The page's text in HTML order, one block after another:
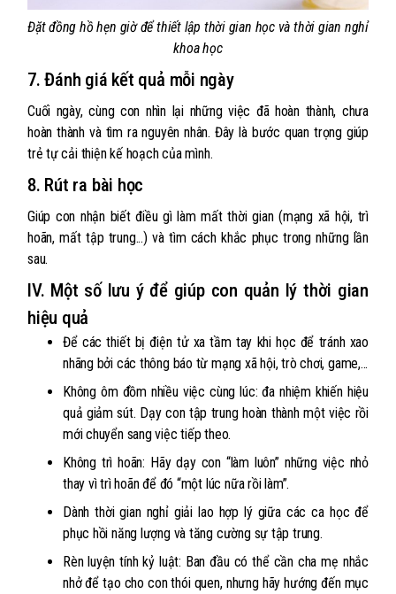
Đặt đồng hồ hẹn giờ để thiết lập thời gian học và thời gian nghỉ
khoa học
7. Đánh giá kết quả mỗi ngày
Cuối ngày, cùng con nhìn lại những việc đã hoàn thành, chưa
hoàn thành và tìm ra nguyên nhân. Đây là bước quan trọng giúp
trẻ tự cải thiện kế hoạch của mình.
8. Rút ra bài học
Giúp con nhận biết điều gì làm mất thời gian (mạng xã hội, trì
hoãn, mất tập trung...) và tìm cách khắc phục trong những lần
sau.
IV. Một số lưu ý để giúp con quản lý thời gian
hiệu quả
Để các thiết bị điện tử xa tầm tay khi học để tránh xao
nhãng bởi các thông báo từ mạng xã hội, trò chơi, game,...
Không ôm đồm nhiều việc cùng lúc: đa nhiệm khiến hiệu
quả giảm sút. Dạy con tập trung hoàn thành một việc rồi
mới chuyển sang việc tiếp theo.
Không trì hoãn: Hãy dạy con “làm luôn” những việc nhỏ
thay vì trì hoãn để đó “một lúc nữa rồi làm”.
Dành thời gian nghỉ giải lao hợp lý giữa các ca học để
phục hồi năng lượng và tăng cường sự tập trung.
Rèn luyện tính kỷ luật: Ban đầu có thể cần cha mẹ nhắc
nhở để tạo cho con thói quen, nhưng hãy hướng đến mục